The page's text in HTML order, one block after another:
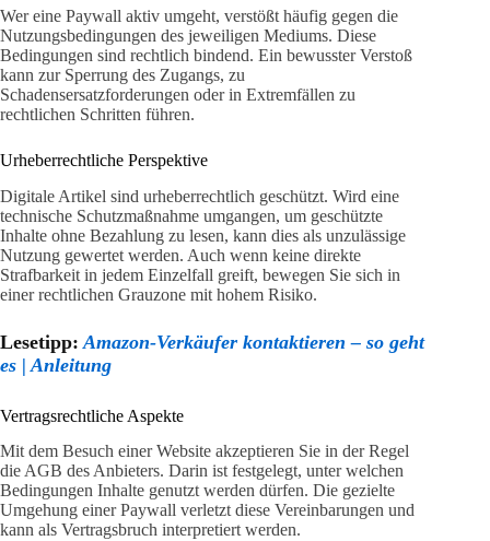
Wer eine Paywall aktiv umgeht, verstößt häufig gegen die
Nutzungsbedingungen des jeweiligen Mediums. Diese
Bedingungen sind rechtlich bindend. Ein bewusster Verstoß
kann zur Sperrung des Zugangs, zu
Schadensersatzforderungen oder in Extremfällen zu
rechtlichen Schritten führen.
Urheberrechtliche Perspektive
Digitale Artikel sind urheberrechtlich geschützt. Wird eine
technische Schutzmaßnahme umgangen, um geschützte
Inhalte ohne Bezahlung zu lesen, kann dies als unzulässige
Nutzung gewertet werden. Auch wenn keine direkte
Strafbarkeit in jedem Einzelfall greift, bewegen Sie sich in
einer rechtlichen Grauzone mit hohem Risiko.
Lesetipp: Amazon-Verkäufer kontaktieren – so geht
es | Anleitung
Vertragsrechtliche Aspekte
Mit dem Besuch einer Website akzeptieren Sie in der Regel
die AGB des Anbieters. Darin ist festgelegt, unter welchen
Bedingungen Inhalte genutzt werden dürfen. Die gezielte
Umgehung einer Paywall verletzt diese Vereinbarungen und
kann als Vertragsbruch interpretiert werden.